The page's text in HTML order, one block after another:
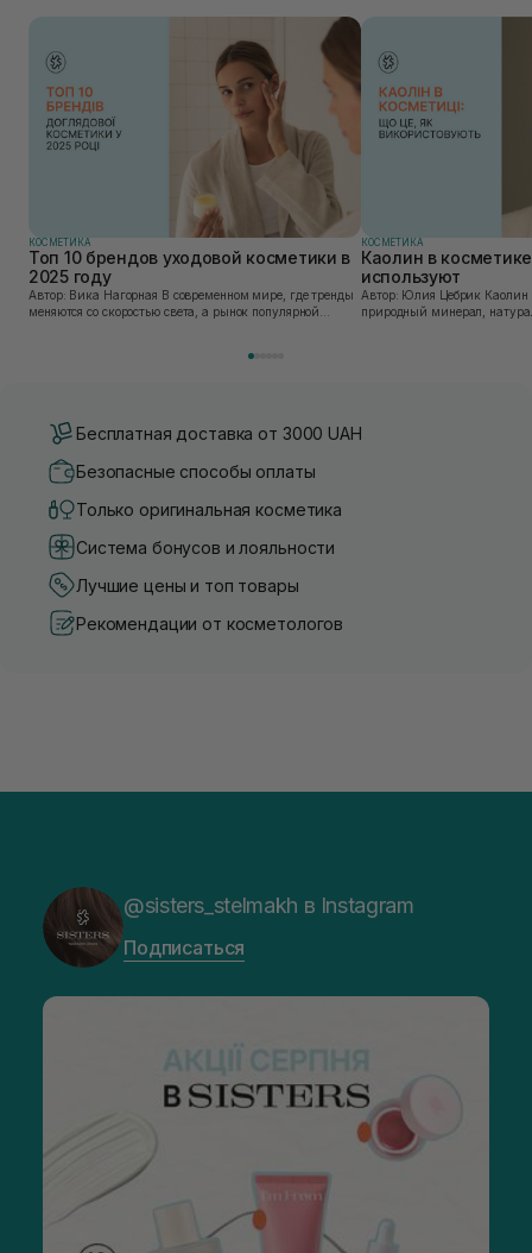
КОСМЕТИКА
Топ 10 брендов уходовой косметики в
2025 году
Автор: Вика Нагорная В современном мире, где тренды
меняются со скоростью света, а рынок популярной
КОСМЕТИКА
Каолин в
используют
Автор: Юлия Цебрик Каолин в косметологии – это
природный минерал,
Бесплатная доставка от 3000 UAH
Безопасные способы оплаты
Только оригинальная косметика
Система бонусов и лояльности
Лучшие цены и топ товары
Рекомендации от косметологов
@sisters_stelmakh в Instagram
Подписаться